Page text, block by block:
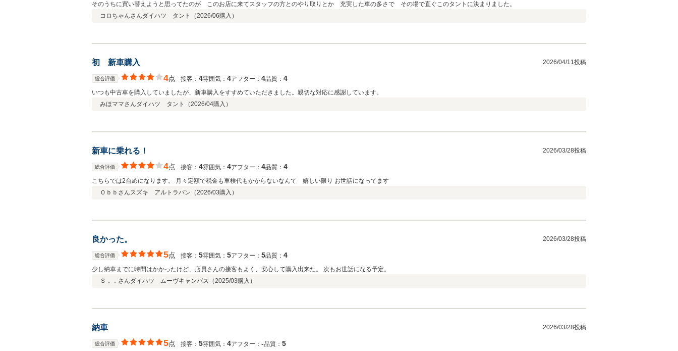
そのうちに買い替えようと思ってたのが このお店に来てスタッフの方とのやり取りとか 充実した車の多さで その場で直ぐこのタントに決まりました。
コロちゃんさんダイハツ タント（2026/06購入）
初 新車購入 2026/04/11投稿
総合評価 4点 接客： 4雰囲気： 4アフター： 4品質： 4
いつも中古車を購入していましたが、新車購入をすすめていただきました。親切な対応に感謝しています。
みほママさんダイハツ タント（2026/04購入）
新車に乗れる！ 2026/03/28投稿
総合評価 4点 接客： 4雰囲気： 4アフター： 4品質： 4
こちらでは2台めになります。 月々定額で税金も車検代もかからないなんて 嬉しい限り お世話になってます
Ｏｂｂさんスズキ アルトラパン（2026/03購入）
良かった。 2026/03/28投稿
総合評価 5点 接客： 5雰囲気： 5アフター： 5品質： 4
少し納車までに時間はかかったけど、店員さんの接客もよく、安心して購入出来た。 次もお世話になる予定。
Ｓ．．さんダイハツ ムーヴキャンバス（2025/03購入）
納車 2026/03/28投稿
総合評価 5点 接客： 5雰囲気： 4アフター： ‐品質： 5